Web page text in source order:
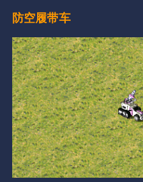
防空履带车